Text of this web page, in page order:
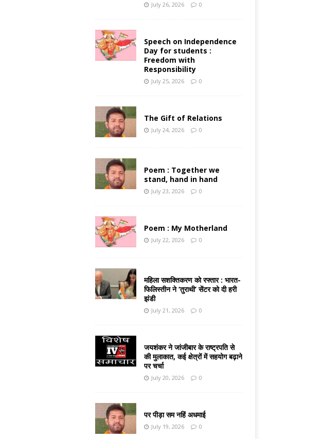
July 26, 2026 0
Speech on Independence
Day for students :
Freedom with
Responsibility
July 25, 2026 0
The Gift of Relations
July 24, 2026 0
Poem : Together we
stand, hand in hand
July 23, 2026 0
Poem : My Motherland
July 22, 2026 0
महिला सशक्तिकरण को रफ्तार : भारत-
फिलिस्तीन ने ‘तुराथी’ सेंटर को दी हरी
झंडी
July 21, 2026 0
जयशंकर ने जांजीबार के राष्ट्रपति से
की मुलाकात, कई क्षेत्रों में सहयोग बढ़ाने
पर चर्चा
July 20, 2026 0
पर पीड़ा सम नहिं अधमाई
July 19, 2026 0